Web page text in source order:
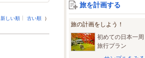
新しい順 古い順 ）
旅を計画する
旅の計画をしよう！
初めての日本一周
旅行プラン